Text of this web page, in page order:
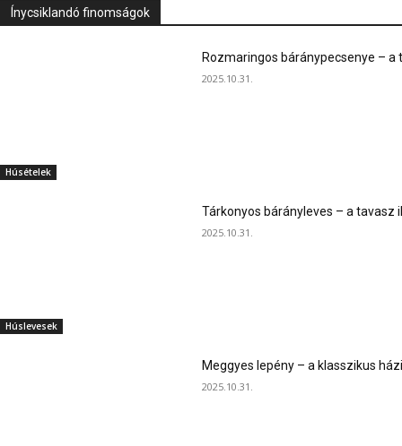
Ínycsiklandó finomságok
Húsételek
Rozmaringos báránypecsenye – a
2025.10.31.
Húslevesek
Tárkonyos bárányleves – a tavasz
2025.10.31.
Meggyes lepény – a klasszikus
2025.10.31.